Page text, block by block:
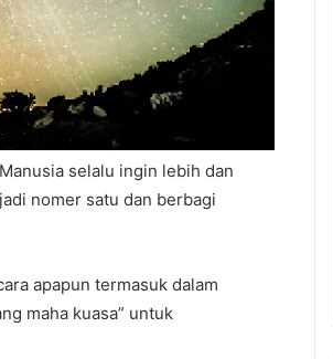
selalu ingin lebih dan
nomer satu dan berbagi
apapun termasuk dalam
maha kuasa” untuk